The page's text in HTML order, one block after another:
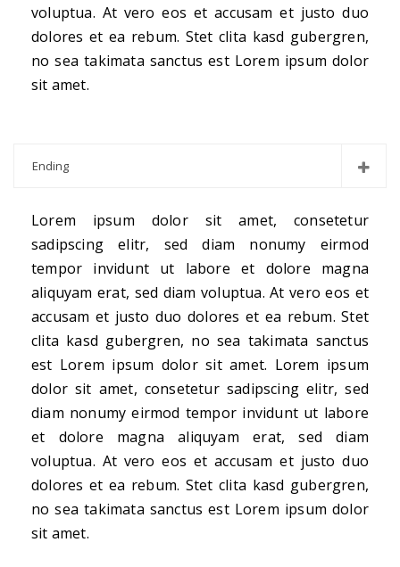
voluptua. At vero eos et accusam et justo duo
dolores et ea rebum. Stet clita kasd gubergren,
no sea takimata sanctus est Lorem ipsum dolor
sit amet.
Ending
Lorem ipsum dolor sit amet, consetetur
sadipscing elitr, sed diam nonumy eirmod
tempor invidunt ut labore et dolore magna
aliquyam erat, sed diam voluptua. At vero eos et
accusam et justo duo dolores et ea rebum. Stet
clita kasd gubergren, no sea takimata sanctus
est Lorem ipsum dolor sit amet. Lorem ipsum
dolor sit amet, consetetur sadipscing elitr, sed
diam nonumy eirmod tempor invidunt ut labore
et dolore magna aliquyam erat, sed diam
voluptua. At vero eos et accusam et justo duo
dolores et ea rebum. Stet clita kasd gubergren,
no sea takimata sanctus est Lorem ipsum dolor
sit amet.